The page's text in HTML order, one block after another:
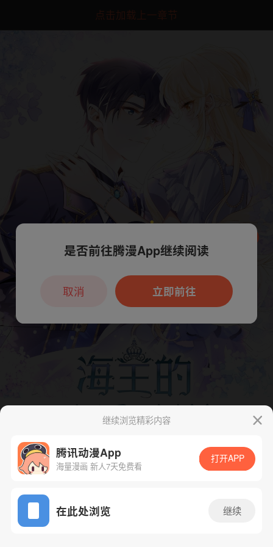
点击加载上一章节
App免费看
下一话 腾漫App免费看
继续浏览精彩内容
腾讯动漫App
海量漫画 新人7天免费看
打开APP
在此处浏览 继续
本章节仅支持App阅读，可打开App新用
户7天免费看
是否前往腾漫App继续阅读
立即前往
取消